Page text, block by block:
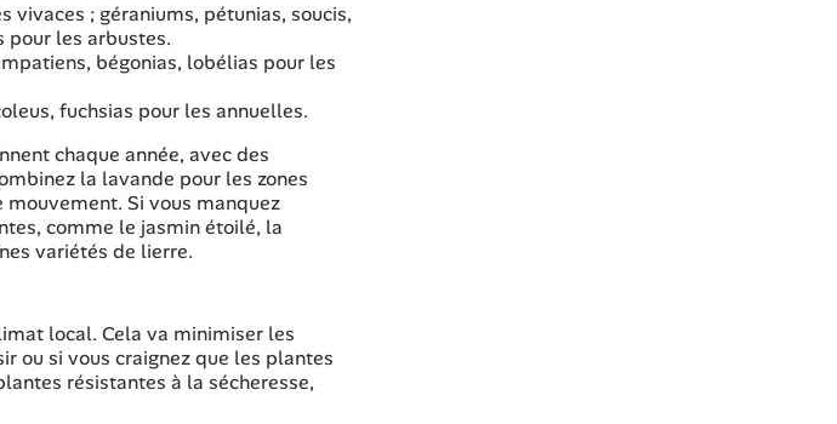
vivaces ; géraniums, pétunias, soucis,
pour les arbustes.
bégonias, lobélias pour les
fuchsias pour les annuelles.
chaque année, avec des
la lavande pour les zones
Si vous manquez
comme le jasmin étoilé, la
variétés de lierre.
local. Cela va minimiser les
ou si vous craignez que les plantes
résistantes à la sécheresse,